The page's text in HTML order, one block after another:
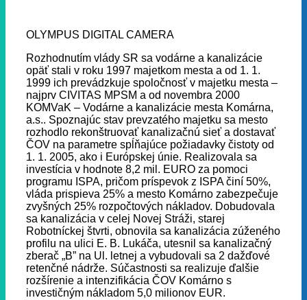
OLYMPUS DIGITAL CAMERA
Rozhodnutím vlády SR sa vodárne a kanalizácie
opäť stali v roku 1997 majetkom mesta a od 1. 1.
1999 ich prevádzkuje spoločnosť v majetku mesta –
najprv CIVITAS MPSM a od novembra 2000
KOMVaK – Vodárne a kanalizácie mesta Komárna,
a.s.. Spoznajúc stav prevzatého majetku sa mesto
rozhodlo rekonštruovať kanalizačnú sieť a dostavať
ČOV na parametre spĺňajúce požiadavky čistoty od
1. 1. 2005, ako i Európskej únie. Realizovala sa
investícia v hodnote 8,2 mil. EURO za pomoci
programu ISPA, pričom príspevok z ISPA činí 50%,
vláda prispieva 25% a mesto Komárno zabezpečuje
zvyšných 25% rozpočtových nákladov. Dobudovala
sa kanalizácia v celej Novej Stráži, starej
Robotníckej štvrti, obnovila sa kanalizácia zúženého
profilu na ulici E. B. Lukáča, utesnil sa kanalizačný
zberač „B” na Ul. letnej a vybudovali sa 2 dažďové
retenčné nádrže. Súčastnosti sa realizuje ďalšie
rozšírenie a intenzifikácia ČOV Komárno s
investičným nákladom 5,0 milionov EUR.